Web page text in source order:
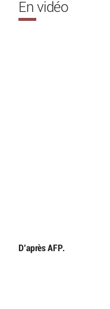
En vidéo
D’après AFP.